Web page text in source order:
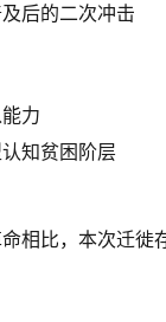
后的二次冲击
力
知贫困阶层
相比，本次迁徙